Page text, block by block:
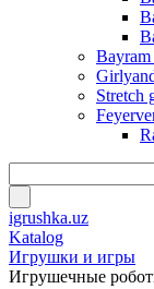
Bayram
Stretch
igrushka.uz
Katalog
Игрушки и игры
Игрушечные